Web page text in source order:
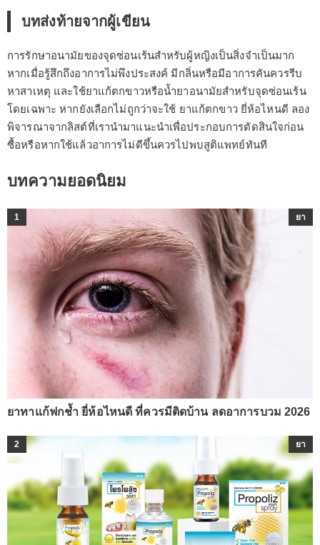
บทส่งท้ายจากผู้เขียน
การรักษาอนามัยของจุดซ่อนเร้นสำหรับผู้หญิงเป็นสิ่งจำเป็นมาก
หากเมื่อรู้สึกถึงอาการไม่พึงประสงค์ มีกลิ่นหรือมีอาการคันควรรีบ
หาสาเหตุ และใช้ยาแก้ตกขาวหรือน้ำยาอนามัยสำหรับจุดซ่อนเร้น
โดยเฉพาะ หากยังเลือกไม่ถูกว่าจะใช้ ยาแก้ตกขาว ยี่ห้อไหนดี ลอง
พิจารณาจากลิสต์ที่เรานำมาแนะนำเพื่อประกอบการตัดสินใจก่อน
ซื้อหรือหากใช้แล้วอาการไม่ดีขึ้นควรไปพบสูติแพทย์ทันที
บทความยอดนิยม
1 ยา
ยาทาแก้ฟกช้ำ ยี่ห้อไหนดี ที่ควรมีติดบ้าน ลดอาการบวม 2026
2 ยา